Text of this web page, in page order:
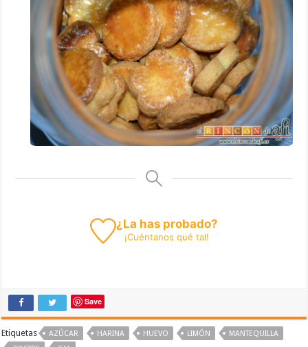
¿La has probado?
¡Cuéntanos qué tal!
Save
Etiquetas AZÚCAR HARINA HUEVO LIMÓN
MANTEQUILLA